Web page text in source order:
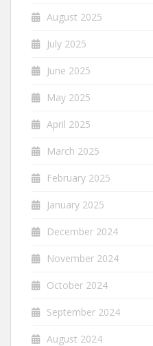
August 2025
July 2025
June 2025
May 2025
April 2025
March 2025
February 2025
January 2025
December 2024
November 2024
October 2024
September 2024
August 2024